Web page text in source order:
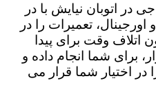
در اتوبان نیایش با در
تعمیرات را در
اتلاف وقت برای پیدا
برای شما انجام داده و
اختیار شما قرار می